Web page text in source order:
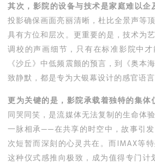
其次，影院的设备与技术是家庭难以企
投影确保画面亮丽清晰，杜比全景声等
具有方位和层次。更重要的是，技术为
调校的声画细节，只有在标准影院中
《沙丘》中低频震颤的预言，到《奥本
致静默，都是专为大银幕设计的感官语言
更为关键的是，影院承载着独特的集体
同哭同笑，是流媒体无法复制的生命体
一脉相承——在共享的时空中，故事引
次短暂而深刻的心灵共在。而IMAX等
这种仪式感推向极致，成为值得专门计